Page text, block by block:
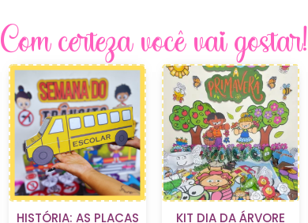
Com certeza você vai gostar!
HISTÓRIA: AS PLACAS KIT DIA DA ÁRVORE